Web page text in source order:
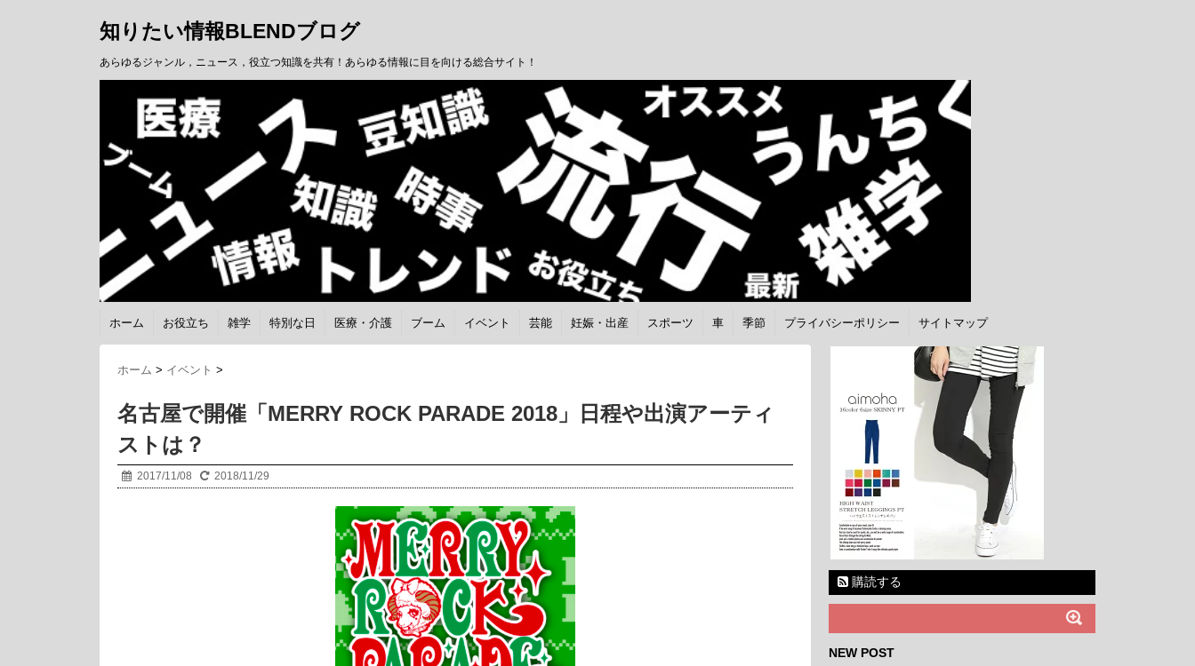
知りたい情報BLENDブログ
あらゆるジャンル，ニュース，役立つ知識を共有！あらゆる情報に目を向ける総合サイト！
ホーム お役立ち 雑学 特別な日 医療・介護 ブーム イベント 芸能 妊娠・出産 スポーツ 車 季節 プライバシーポリシー サイトマップ
ホーム > イベント >
名古屋で開催「MERRY ROCK PARADE 2018」日程や出演アーティ
ストは？
2017/11/08 2018/11/29
購読する
NEW POST